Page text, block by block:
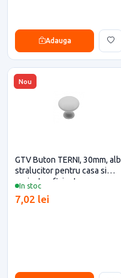
Adauga
Nou
In stoc
GTV Buton TERNI, 30mm, alb
stralucitor pentru casa si
proiecte eficiente
7,02 lei